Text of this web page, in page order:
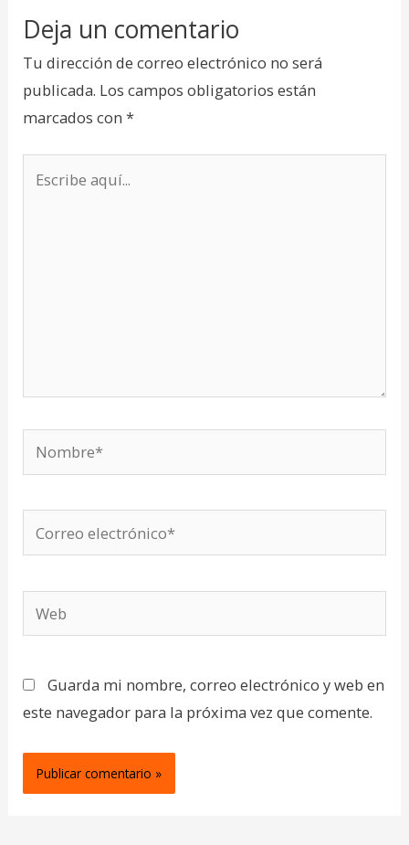
Deja un comentario
Tu dirección de correo electrónico no será
publicada. Los campos obligatorios están
marcados con*
Nombre*
electrónico*
Web
Guarda mi nombre, correo electrónico y web en
este navegador para la próxima vez que comente.